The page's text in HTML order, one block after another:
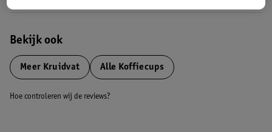
Bekijk ook
Meer Kruidvat Alle Koffiecups
Hoe controleren wij de reviews?